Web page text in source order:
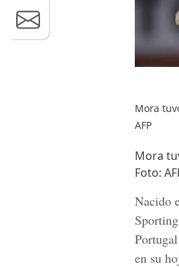
Mora
AFP
Mora
Foto:
Nacido
Sporting
Portugal
en su